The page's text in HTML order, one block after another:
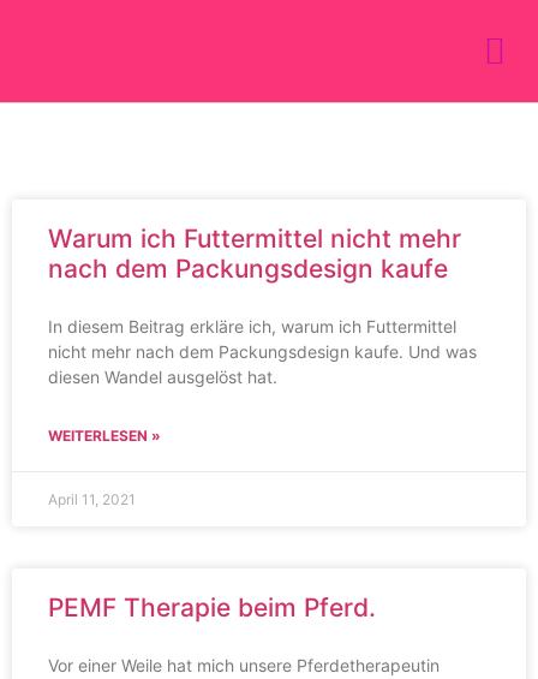
Warum ich Futtermittel nicht mehr
nach dem Packungsdesign kaufe
In diesem Beitrag erkläre ich, warum ich Futtermittel
nicht mehr nach dem Packungsdesign kaufe. Und was
diesen Wandel ausgelöst hat.
WEITERLESEN »
April 11, 2021
PEMF Therapie beim Pferd.
Vor einer Weile hat mich unsere Pferdetherapeutin